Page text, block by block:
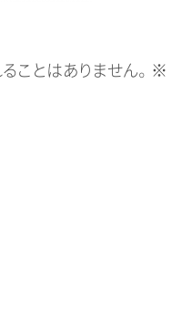
ことはありません。 ※